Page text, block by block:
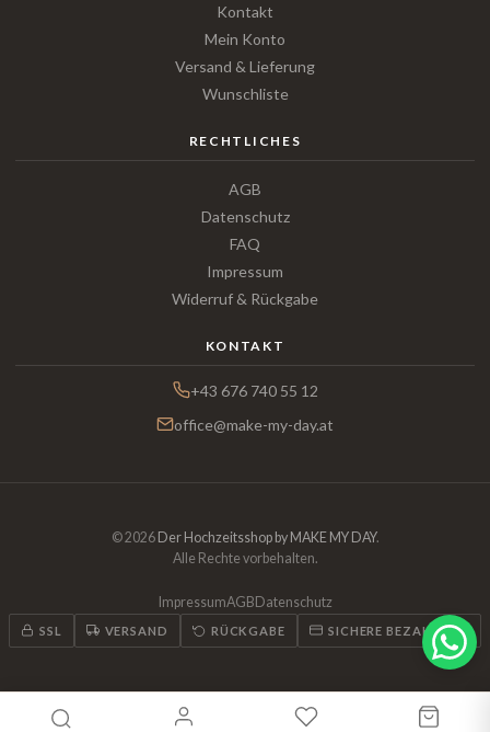
Kontakt
Mein Konto
Versand & Lieferung
Wunschliste
RECHTLICHES
AGB
Datenschutz
FAQ
Impressum
Widerruf & Rückgabe
KONTAKT
+43 676 740 55 12
office@make-my-day.at
© 2026 Der Hochzeitsshop by MAKE MY DAY.
Alle Rechte vorbehalten.
ImpressumAGBDatenschutz
SSL VERSAND RÜCKGABE SICHERE BEZAHLUNG